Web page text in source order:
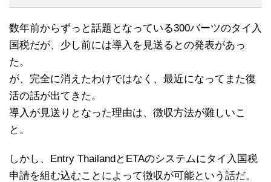
数年前からずっと話題となっている300バーツのタイ入
国税だが、少し前には導入を見送るとの発表があっ
た。
が、完全に消えたわけではなく、最近になってまた復
活の話が出てきた。
導入が見送りとなった理由は、徴収方法が難しいこ
と。
しかし、Entry ThailandとETAのシステムにタイ入国税
申請を組む込むことによって徴収が可能という話だ。